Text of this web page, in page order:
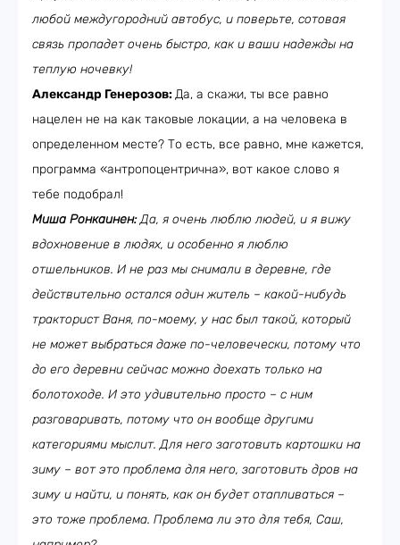
любой междугородний автобус, и поверьте, сотовая
связь пропадет очень быстро, как и ваши надежды на
теплую ночевку!
Александр Генерозов:Да, а скажи, ты все равно
нацелен не на как таковые локации, а на человека в
определенном месте? То есть, все равно, мне кажется,
программа «антропоцентрична», вот какое слово я
тебе подобрал!
Миша Ронкаинен:Да, я очень люблю людей, и я вижу
вдохновение в людях, и особенно я люблю
отшельников. И не раз мы снимали в деревне, где
действительно остался один житель – какой-нибудь
тракторист Ваня, по-моему, у нас был такой, который
не может выбраться даже по-человечески, потому что
до его деревни сейчас можно доехать только на
болотоходе. И это удивительно просто – с ним
разговаривать, потому что он вообще другими
категориями мыслит. Для него заготовить картошки на
зиму – вот это проблема для него, заготовить дров на
зиму и найти, и понять, как он будет отапливаться –
это тоже проблема. Проблема ли это для тебя, Саш,